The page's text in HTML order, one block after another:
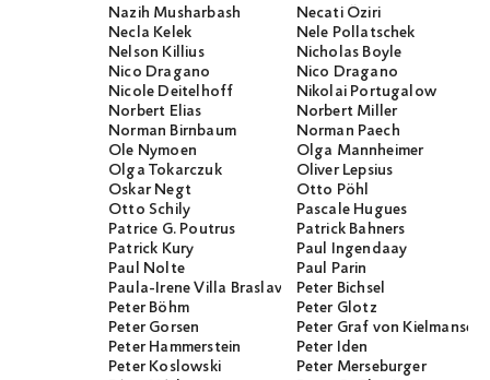
Nazih Musharbash
Necati Öziri
Necla Kelek
Nele Pollatschek
Nelson Killius
Nicholas Boyle
Nico Dragano
Nico Dragano
Nicole Deitelhoff
Nikolai Portugalow
Norbert Elias
Norbert Miller
Norman Birnbaum
Norman Paech
Ole Nymoen
Olga Mannheimer
Olga Tokarczuk
Oliver Lepsius
Oskar Negt
Otto Pöhl
Otto Schily
Pascale Hugues
Patrice G. Poutrus
Patrick Bahners
Patrick Kury
Paul Ingendaay
Paul Nolte
Paul Parin
Paula-Irene Villa BraslavskyPeter Bichsel
Peter Böhm
Peter Glotz
Peter Gorsen
Peter Graf von
Peter Hammerstein
Peter Iden
Peter Koslowski
Peter Merseburger